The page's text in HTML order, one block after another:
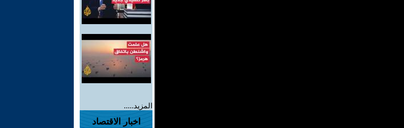
المزيد.....
اخبار الاقتصاد